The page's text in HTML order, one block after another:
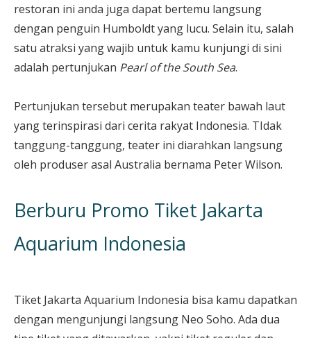
restoran ini anda juga dapat bertemu langsung
dengan penguin Humboldt yang lucu. Selain itu, salah
satu atraksi yang wajib untuk kamu kunjungi di sini
adalah pertunjukan Pearl of the South Sea.
Pertunjukan tersebut merupakan teater bawah laut
yang terinspirasi dari cerita rakyat Indonesia. TIdak
tanggung-tanggung, teater ini diarahkan langsung
oleh produser asal Australia bernama Peter Wilson.
Berburu Promo Tiket Jakarta
Aquarium Indonesia
Tiket Jakarta Aquarium Indonesia bisa kamu dapatkan
dengan mengunjungi langsung Neo Soho. Ada dua